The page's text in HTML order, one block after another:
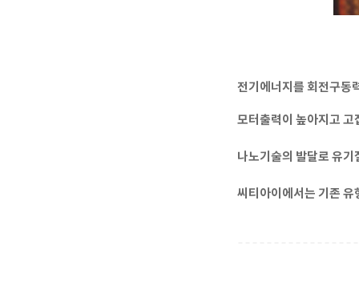
전기에너지를 회전구동
모터출력이 높아지고
나노기술의 발달로 유
씨티아이에서는 기존 유